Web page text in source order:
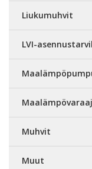
Liukumuhvit
LVI-
Muhvit
Muut